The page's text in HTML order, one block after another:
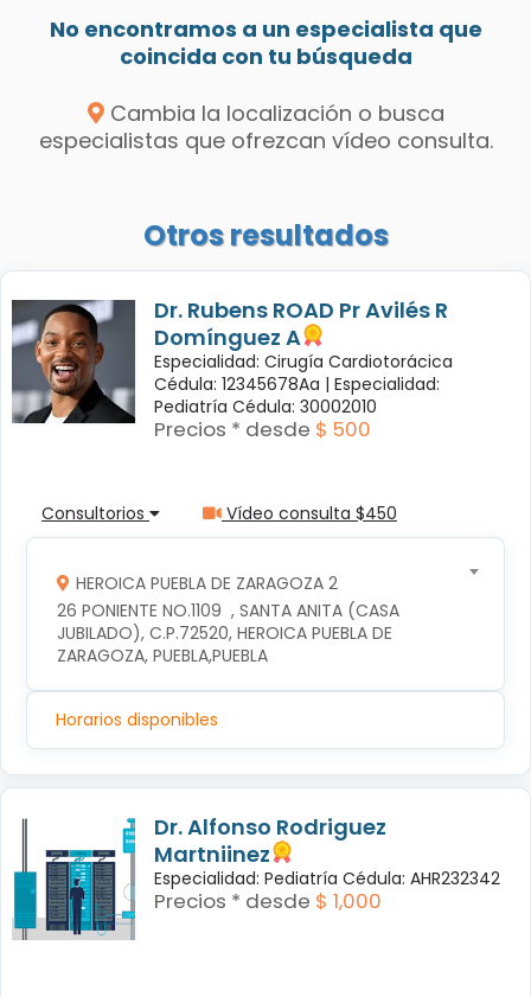
No encontramos a un especialista que
coincida con tu búsqueda
Cambia la localización o busca
especialistas que ofrezcan vídeo consulta.
Otros resultados
Dr. Rubens ROAD Pr Avilés R
Domínguez A
Especialidad: Cirugía Cardiotorácica
Cédula: 12345678Aa | Especialidad:
Pediatría Cédula: 30002010
Precios * desde $ 500
Consultorios Vídeo consulta $450
HEROICA PUEBLA DE ZARAGOZA 2
26 PONIENTE NO.1109  , SANTA ANITA (CASA
JUBILADO), C.P.72520, HEROICA PUEBLA DE
ZARAGOZA, PUEBLA,PUEBLA
Horarios disponibles
Dr. Alfonso Rodriguez
Martniinez
Especialidad: Pediatría Cédula: AHR232342
Precios * desde $ 1,000